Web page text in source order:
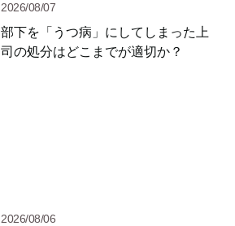
2026/08/07
部下を「うつ病」にしてしまった上
司の処分はどこまでが適切か？
2026/08/06